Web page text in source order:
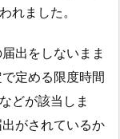
れました。
出をしないまま
定める限度時間
どが該当しま
がされているか